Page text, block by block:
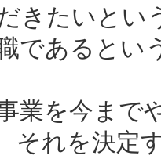
きたいとい
であるとい
業を今まで
それを決定